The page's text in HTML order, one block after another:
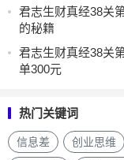
君志生财真经38关
的秘籍
君志生财真经38关
单300元
热门关键词
信息差 创业思维